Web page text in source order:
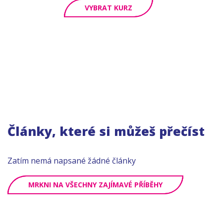
VYBRAT KURZ
Články, které si můžeš přečíst
Zatím nemá napsané žádné články
MRKNI NA VŠECHNY ZAJÍMAVÉ PŘÍBĚHY